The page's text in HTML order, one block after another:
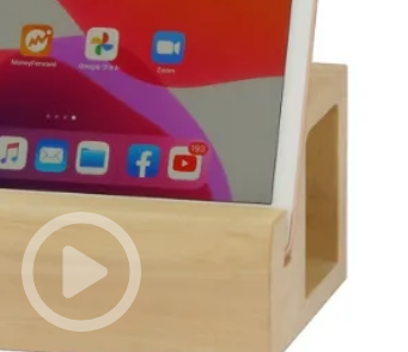
書籍・雑誌出版
チャレンジ
CAMPFIRE for Social Good
CAMPFIREふるさと納税